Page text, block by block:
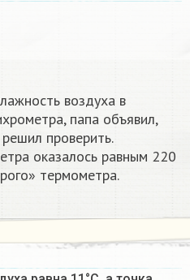
воздуха в
папа объявил,
проверить.
оказалось равным 220
термометра.